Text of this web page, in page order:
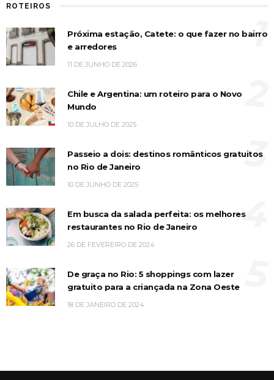
ROTEIROS
Próxima estação, Catete: o que fazer no bairro
e arredores
11 DE JUNHO DE 2026
1
Chile e Argentina: um roteiro para o Novo
Mundo
10 DE JULHO DE 2025
Passeio a dois: destinos românticos gratuitos
no Rio de Janeiro
10 DE JUNHO DE 2025
3
Em busca da salada perfeita: os melhores
restaurantes no Rio de Janeiro
26 DE FEVEREIRO DE 2024
4
De graça no Rio: 5 shoppings com lazer
gratuito para a criançada na Zona Oeste
18 DE JANEIRO DE 2024